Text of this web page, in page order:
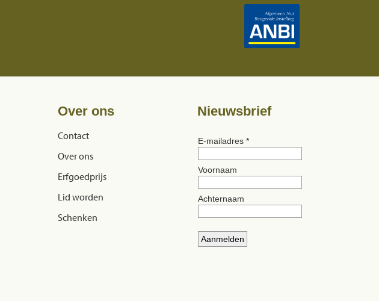
Over ons
Contact
Over ons
Erfgoedprijs
Lid worden
Schenken
Nieuwsbrief